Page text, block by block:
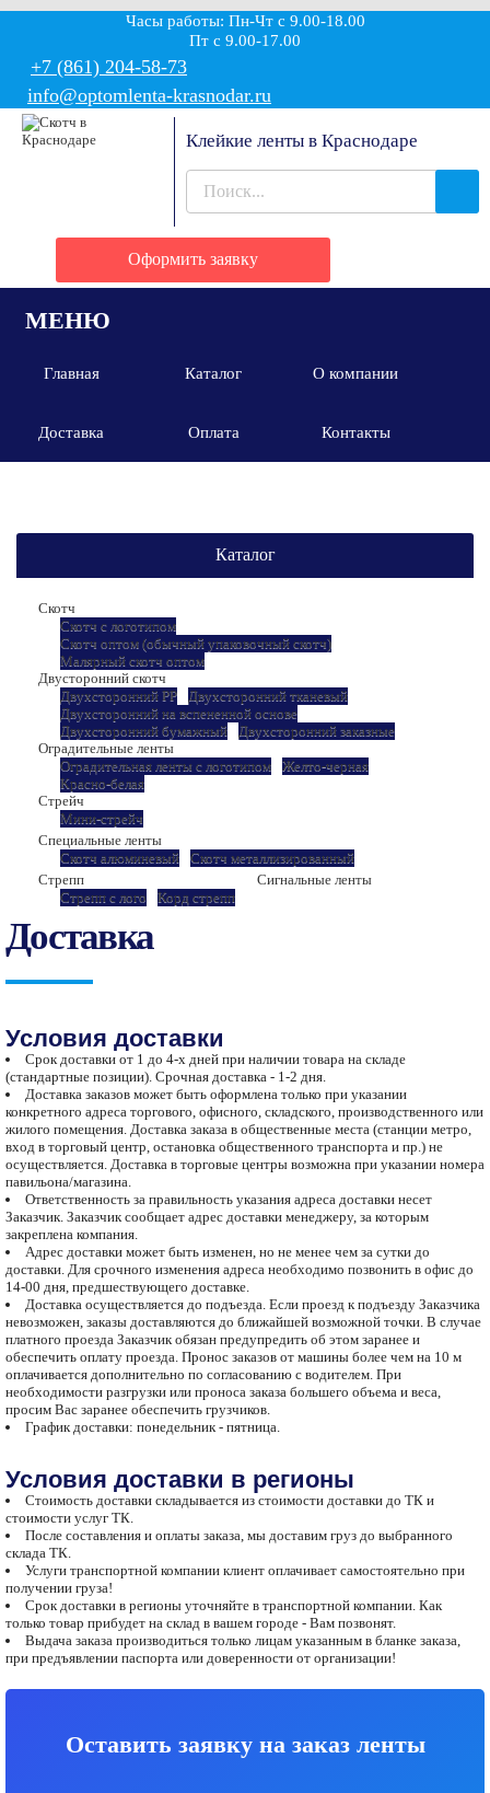
Часы работы: Пн-Чт с 9.00-18.00
Пт с 9.00-17.00
+7 (861) 204-58-73
info@optomlenta-krasnodar.ru
Клейкие ленты в Краснодаре
Оформить заявку
МЕНЮ
Главная Каталог О компании
Доставка Оплата Контакты
Каталог
Скотч
Скотч с логотипом
Скотч оптом (обычный упаковочный скотч)
Малярный скотч оптом
Двусторонний скотч
Двухсторонний РР
Двухсторонний тканевый
Двухсторонний на вспененной основе
Двухсторонний бумажный
Двухсторонний заказные
Оградительные ленты
Оградительная ленты с логотипом
Желто-черная
Красно-белая
Стрейч
Мини-стрейч
Специальные ленты
Скотч алюминевый
Скотч металлизированный
Стрепп
Стрепп с лого
Корд стрепп
Сигнальные ленты
Доставка
Условия доставки
Срок доставки от 1 до 4-х дней при наличии товара на складе
(стандартные позиции). Срочная доставка - 1-2 дня.
Доставка заказов может быть оформлена только при указании
конкретного адреса торгового, офисного, складского, производственного или
жилого помещения. Доставка заказа в общественные места (станции метро,
вход в торговый центр, остановка общественного транспорта и пр.) не
осуществляется. Доставка в торговые центры возможна при указании номера
павильона/магазина.
Ответственность за правильность указания адреса доставки несет
Заказчик. Заказчик сообщает адрес доставки менеджеру, за которым
закреплена компания.
Адрес доставки может быть изменен, но не менее чем за сутки до
доставки. Для срочного изменения адреса необходимо позвонить в офис до
14-00 дня, предшествующего доставке.
Доставка осуществляется до подъезда. Если проезд к подъезду Заказчика
невозможен, заказы доставляются до ближайшей возможной точки. В случае
платного проезда Заказчик обязан предупредить об этом заранее и
обеспечить оплату проезда. Пронос заказов от машины более чем на 10 м
оплачивается дополнительно по согласованию с водителем. При
необходимости разгрузки или проноса заказа большего объема и веса,
просим Вас заранее обеспечить грузчиков.
График доставки: понедельник - пятница.
Условия доставки в регионы
Стоимость доставки складывается из стоимости доставки до ТК и
стоимости услуг ТК.
После составления и оплаты заказа, мы доставим груз до выбранного
склада ТК.
Услуги транспортной компании клиент оплачивает самостоятельно при
получении груза!
Срок доставки в регионы уточняйте в транспортной компании. Как
только товар прибудет на склад в вашем городе - Вам позвонят.
Выдача заказа производиться только лицам указанным в бланке заказа,
при предъявлении паспорта или доверенности от организации!
Оставить заявку на заказ ленты